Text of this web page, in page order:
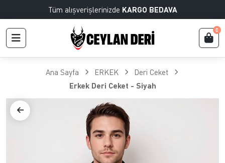
Tüm alışverişlerinizde KARGO BEDAVA
0
Ana Sayfa ERKEK
Deri Ceket
Erkek Deri Ceket - Siyah